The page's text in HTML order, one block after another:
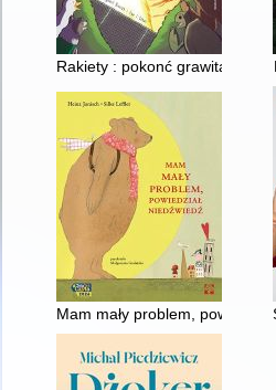
Rakiety : pokonć grawitację
Mam mały problem,